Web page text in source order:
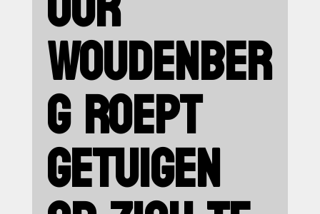
WOUDENBER
G ROEPT
GETUIGEN